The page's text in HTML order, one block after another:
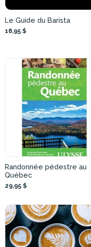
Le Guide du Barista
18,95 $
Randonnée pédestre au
Québec
29,95 $